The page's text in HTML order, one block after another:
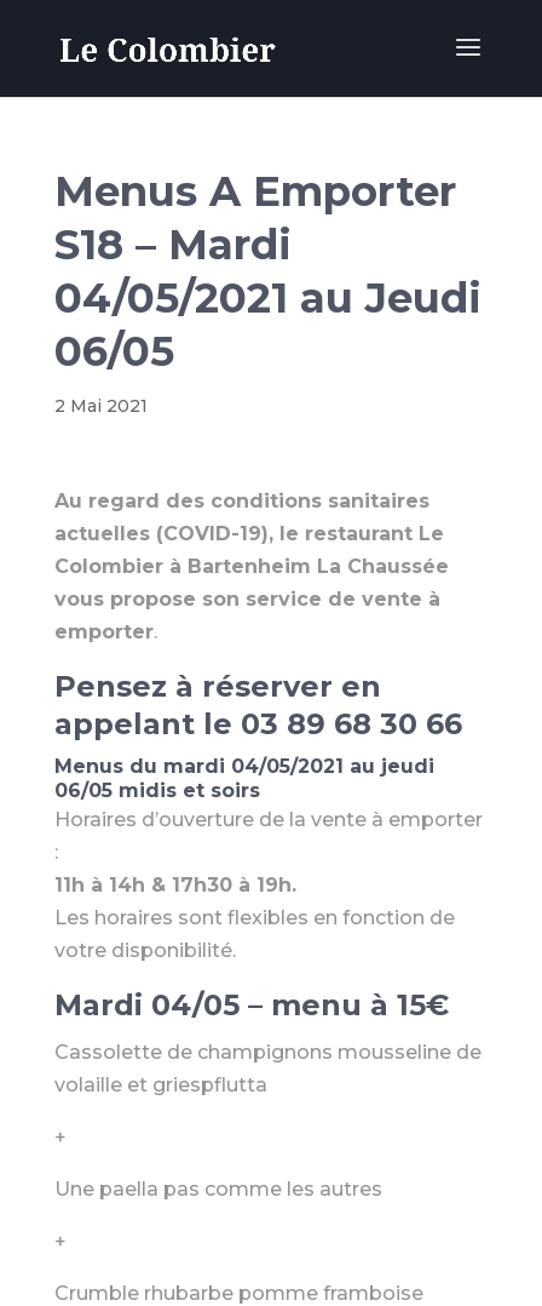
Menus A Emporter
S18 – Mardi
04/05/2021 au Jeudi
06/05
2 Mai 2021
Au regard des conditions sanitaires
actuelles (COVID-19), le restaurant Le
Colombier à Bartenheim La Chaussée
vous propose son service de vente à
emporter.
Pensez à réserver en
appelant le 03 89 68 30 66
Menus du mardi 04/05/2021 au jeudi
06/05 midis et soirs
Horaires d’ouverture de la vente à emporter
:
11h à 14h & 17h30 à 19h.
Les horaires sont flexibles en fonction de
votre disponibilité.
Mardi 04/05 – menu à 15€
Cassolette de champignons mousseline de
volaille et griespflutta
+
Une paella pas comme les autres
+
Crumble rhubarbe pomme framboise